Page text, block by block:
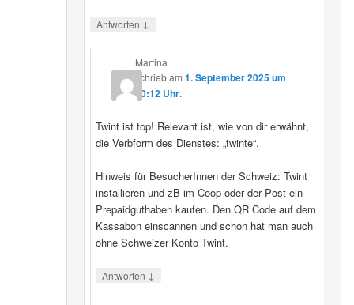
Antworten ↓
Martina
schriebam1. September 2025 um
20:12 Uhr:
Twint ist top! Relevant ist, wie von dir erwähnt,
die Verbform des Dienstes: „twinte“.
Hinweis für BesucherInnen der Schweiz: Twint
installieren und zB im Coop oder der Post ein
Prepaidguthaben kaufen. Den QR Code auf dem
Kassabon einscannen und schon hat man auch
ohne Schweizer Konto Twint.
Antworten ↓